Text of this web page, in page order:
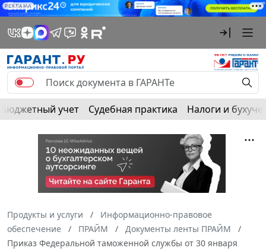
РЕКЛАМА
Бюджетный учет Судебная практика Налоги и
Продукты и услуги
Информационно-правовое
обеспечение
ПРАЙМ
Документы ленты ПРАЙМ
Приказ Федеральной таможенной службы от 30 января